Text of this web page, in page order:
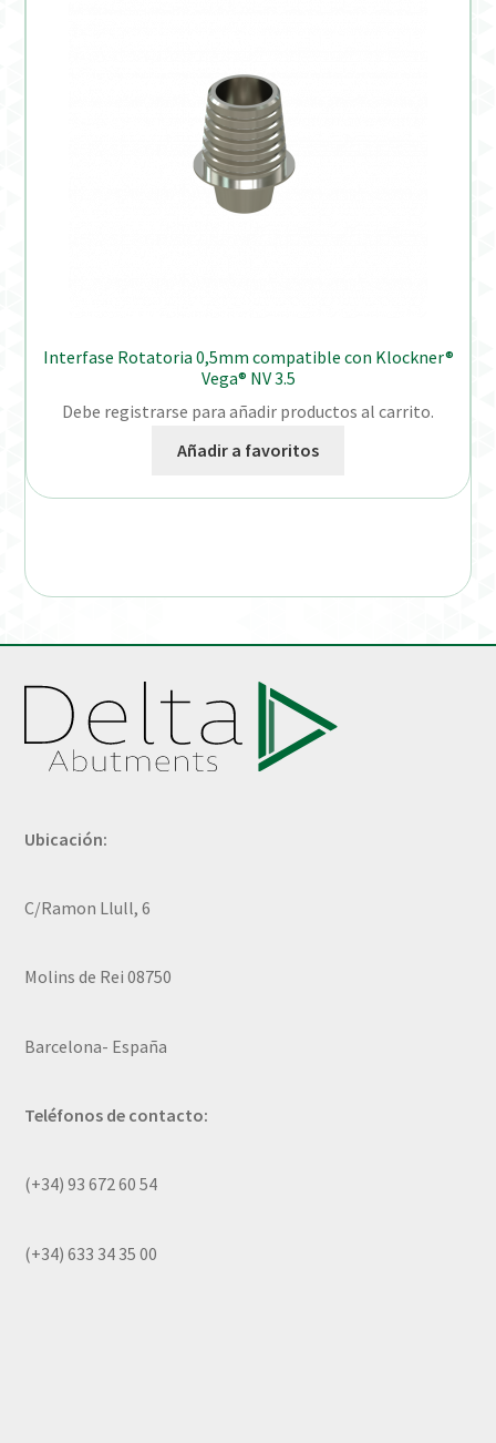
Interfase Rotatoria 0,5mm compatible con Klockner®
Vega® NV 3.5
Debe registrarse para añadir productos al carrito.
Añadir a favoritos
Ubicación:
C/Ramon Llull, 6
Molins de Rei 08750
Barcelona- España
Teléfonos de contacto:
(+34) 93 672 60 54
(+34) 633 34 35 00